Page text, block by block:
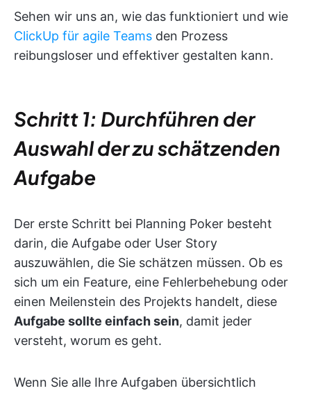
Sehen wir uns an, wie das funktioniert und wie
ClickUp für agile Teams den Prozess
reibungsloser und effektiver gestalten kann.
Schritt 1: Durchführen der
Auswahl der zu schätzenden
Aufgabe
Der erste Schritt bei Planning Poker besteht
darin, die Aufgabe oder User Story
auszuwählen, die Sie schätzen müssen. Ob es
sich um ein Feature, eine Fehlerbehebung oder
einen Meilenstein des Projekts handelt, diese
Aufgabe sollte einfach sein, damit jeder
versteht, worum es geht.
Wenn Sie alle Ihre Aufgaben übersichtlich